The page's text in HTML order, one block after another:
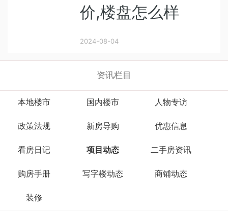
价,楼盘怎么样
2024-08-04
资讯栏目
本地楼市 国内楼市 人物专访
政策法规 新房导购 优惠信息
看房日记 项目动态 二手房资讯
购房手册 写字楼动态 商铺动态
装修